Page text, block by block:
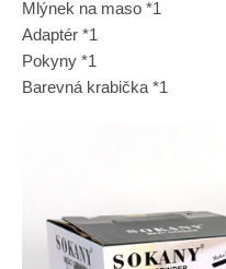
Mlýnek na maso *1
Adaptér *1
Pokyny *1
Barevná krabička *1